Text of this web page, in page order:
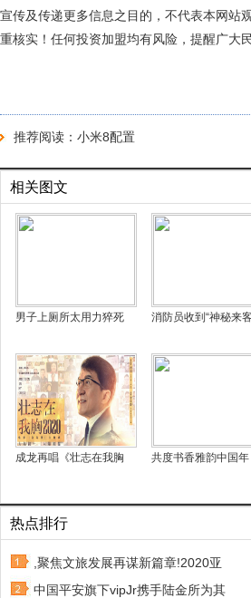
宣传及传递更多信息之目的，不代表本网站
重核实！任何投资加盟均有风险，提醒广大
推荐阅读： 小米8配置
相关图文
男子上厕所太用力猝死 消防员收到“神秘来
成龙再唱《壮志在我胸 共度书香雅韵中国年
热点排行
,聚焦文旅发展再谋新篇章!2020亚
中国平安旗下vipJr携手陆金所为其